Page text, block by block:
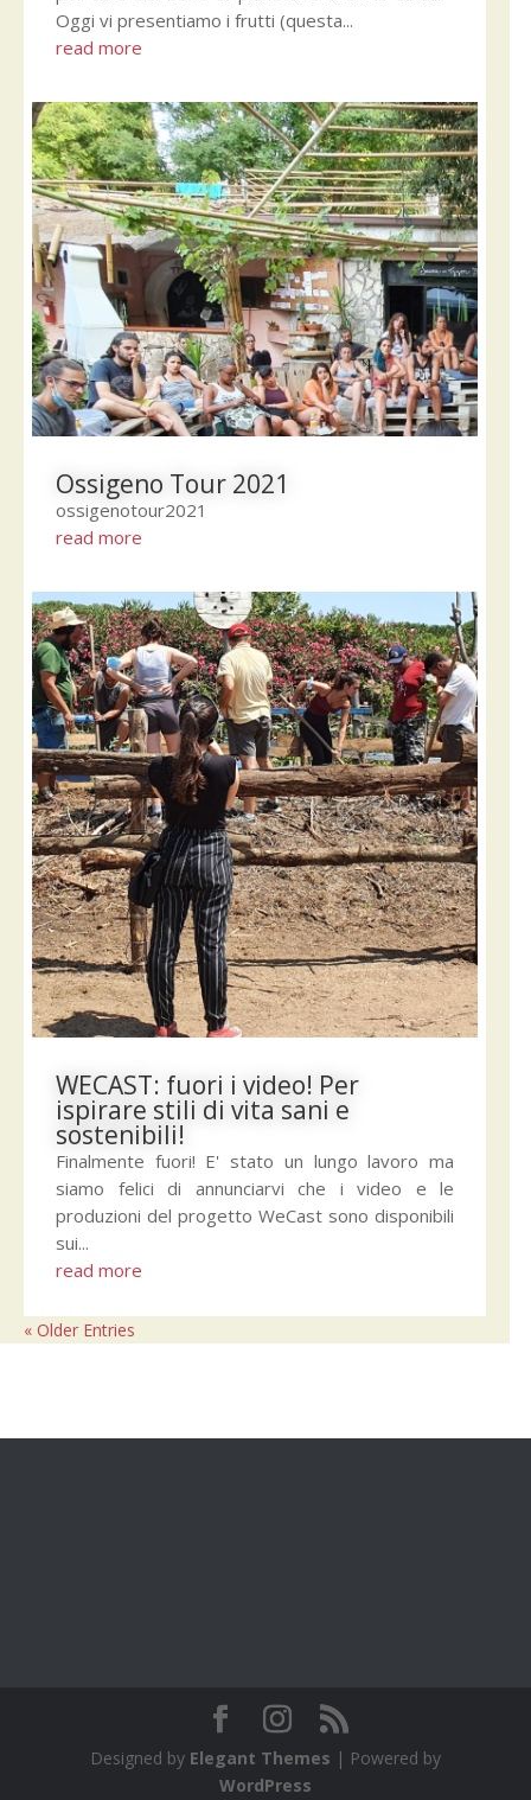
Oggi vi presentiamo i frutti (questa...
read more
Ossigeno Tour 2021
ossigenotour2021
read more
WECAST: fuori i video! Per
ispirare stili di vita sani e
sostenibili!
Finalmente fuori! E' stato un lungo lavoro ma
siamo felici di annunciarvi che i video e le
produzioni del progetto WeCast sono disponibili
sui...
read more
« Older Entries
Designed by Elegant Themes | Powered by
WordPress